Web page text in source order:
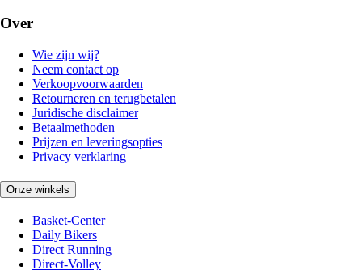
Over
Wie zijn wij?
Neem contact op
Verkoopvoorwaarden
Retourneren en terugbetalen
Juridische disclaimer
Betaalmethoden
Prijzen en leveringsopties
Privacy verklaring
Onze winkels
Basket-Center
Daily Bikers
Direct Running
Direct-Volley